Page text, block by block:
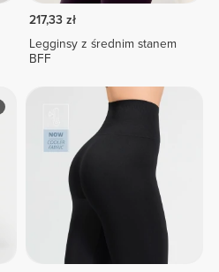
217,33 zł
Legginsy z średnim stanem
BFF